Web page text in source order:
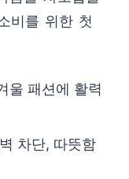
비를 위한 첫
울 패션에 활력
차단, 따뜻함